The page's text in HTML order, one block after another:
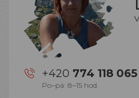
+420 774 118 065
Po–pá: 8–15 hod.